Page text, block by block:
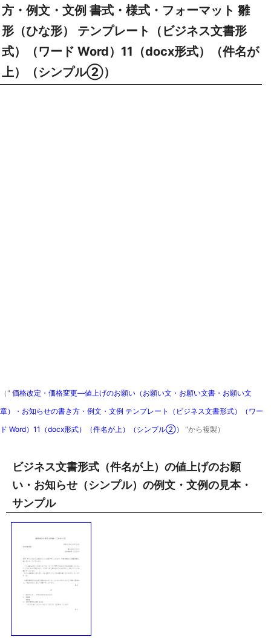
方・例文・文例 書式・様式・フォーマット 雛
形（ひな形） テンプレート（ビジネス文書形
式）（ワード Word）11（docx形式）（件名が
上）（シンプル②）
（" 価格改定・価格変更―値上げのお願い（お願い文・お願い文書・お願い文
章）・お知らせの書き方・例文・文例 テンプレート（ビジネス文書形式）（ワー
ド Word）11（docx形式）（件名が上）（シンプル②） "から複製）
ビジネス文書形式（件名が上）の値上げのお願
い・お知らせ（シンプル）の例文・文例の見本・
サンプル